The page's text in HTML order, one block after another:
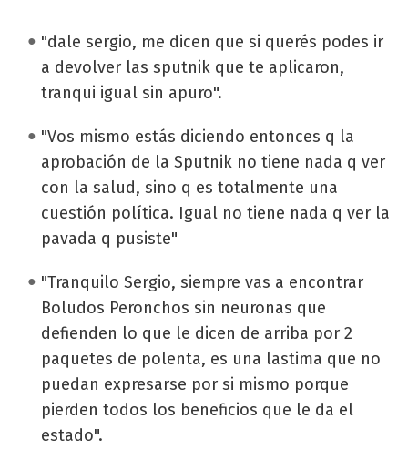
"dale sergio, me dicen que si querés podes ir
a devolver las sputnik que te aplicaron,
tranqui igual sin apuro".
"Vos mismo estás diciendo entonces q la
aprobación de la Sputnik no tiene nada q ver
con la salud, sino q es totalmente una
cuestión política. Igual no tiene nada q ver la
pavada q pusiste"
"Tranquilo Sergio, siempre vas a encontrar
Boludos Peronchos sin neuronas que
defienden lo que le dicen de arriba por 2
paquetes de polenta, es una lastima que no
puedan expresarse por si mismo porque
pierden todos los beneficios que le da el
estado".